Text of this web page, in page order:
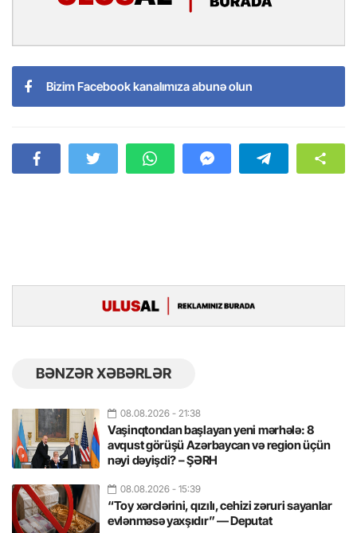
Bizim Facebook kanalımıza abunə olun
BƏNZƏR XƏBƏRLƏR
08.08.2026 - 21:38
Vaşinqtondan başlayan yeni mərhələ: 8
avqust görüşü Azərbaycan və region üçün
nəyi dəyişdi? – ŞƏRH
08.08.2026 - 15:39
“Toy xərclərini, qızılı, cehizi zəruri sayanlar
evlənməsə yaxşıdır” — Deputat